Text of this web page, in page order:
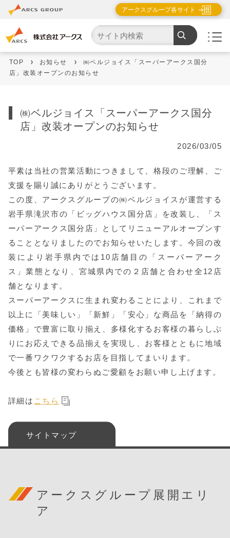
アークスグループ各サイト
TOP お知らせ
㈱ベルジョイス「スーパーアークス国分
店」改装オープンのお知らせ
㈱ベルジョイス「スーパーアークス国分
店」改装オープンのお知らせ
2026/03/05
平素は当社の営業活動につきまして、格段のご理解、ご
支援を賜り誠にありがとうございます。
この度、アークスグループの㈱ベルジョイスが運営する
岩手県滝沢市の「ビッグハウス国分店」を改装し、「ス
ーパーアークス国分店」としてリニューアルオープンす
ることとなりましたのでお知らせいたします。今回の改
装により岩手県内では10店舗目の「スーパーアーク
ス」業態となり、宮城県内での２店舗と合わせ全12店
舗となります。
スーパーアークスに生まれ変わることにより、これまで
以上に「美味しい」「新鮮」「安心」な商品を「納得の
価格」で豊富に取り揃え、多様化するお客様の暮らしぶ
りにお応えできる品揃えを実現し、お客様とともに地域
で一番ワクワクするお店を目指してまいります。
今後とも皆様の変わらぬご愛顧をお願い申し上げます。
詳細は こちら
サイトマップ
アークスグループ展開エリ
ア